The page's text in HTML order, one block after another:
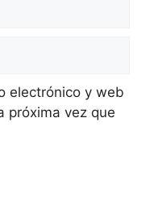
electrónico y web
próxima vez que